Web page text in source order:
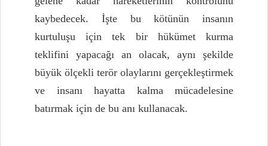
kaybedecek. İşte bu kötünün insanın
kurtuluşu için tek bir hükümet kurma
teklifini yapacağı an olacak, aynı şekilde
büyük ölçekli terör olaylarını gerçekleştirmek
ve insanı hayatta kalma mücadelesine
batırmak için de bu anı kullanacak.